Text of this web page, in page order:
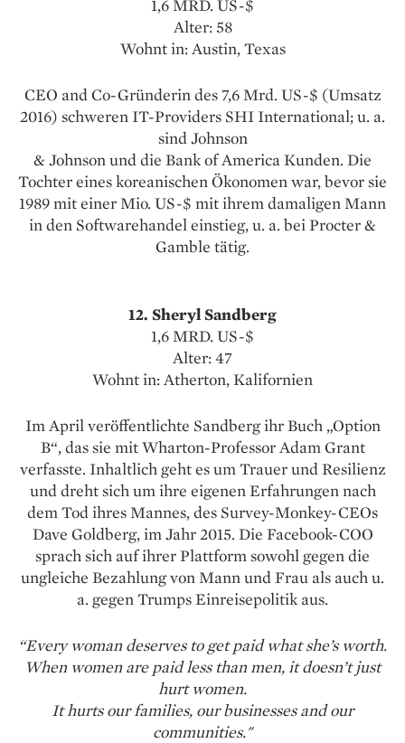
1,6 MRD. US-$
Alter: 58
Wohnt in: Austin, Texas
CEO and Co-Gründerin des 7,6 Mrd. US-$ (Umsatz
2016) schweren IT-Providers SHI International; u. a.
sind Johnson
& Johnson und die Bank of America Kunden. Die
Tochter eines koreanischen Ökonomen war, bevor sie
1989 mit einer Mio. US-$ mit ihrem damaligen Mann
in den Softwarehandel einstieg, u. a. bei Procter &
Gamble tätig.
12. Sheryl Sandberg
1,6 MRD. US-$
Alter: 47
Wohnt in: Atherton, Kalifornien
Im April veröffentlichte Sandberg ihr Buch „Option
B“, das sie mit Wharton-Professor Adam Grant
verfasste. Inhaltlich geht es um Trauer und Resilienz
und dreht sich um ihre eigenen Erfahrungen nach
dem Tod ihres Mannes, des Survey-Monkey-­CEOs
Dave Goldberg, im Jahr 2015. Die Facebook-COO
sprach sich auf ihrer Plattform sowohl gegen die
ungleiche Bezahlung von Mann und Frau als auch u.
a. gegen Trumps Einreisepolitik aus.
“Every woman deserves to get paid what she’s worth.
When women are paid less than men, it doesn’t just
hurt women.
It hurts our families, our businesses and our
communities."